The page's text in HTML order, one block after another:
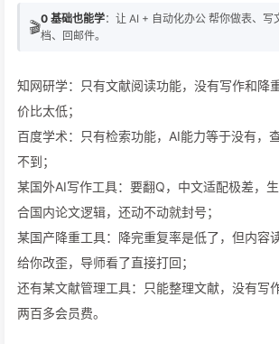
🎬0 基础也能学：让 AI + 自动化办公 帮你做表、写
档、回邮件。
知网研学：只有文献阅读功能，没有写作和降
价比太低；
百度学术：只有检索功能，AI能力等于没有，
不到；
某国外AI写作工具：要翻Q，中文适配极差，
合国内论文逻辑，还动不动就封号；
某国产降重工具：降完重复率是低了，但内容
给你改歪，导师看了直接打回；
还有某文献管理工具：只能整理文献，没有写
两百多会员费。